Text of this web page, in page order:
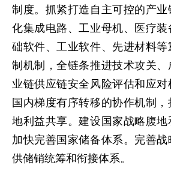
制度。抓紧打造自主可控的产
化集成电路、工业母机、医疗
础软件、工业软件、先进材料
制机制，全链条推进技术攻关
业链供应链安全风险评估和应
国内梯度有序转移的协作机制
地利益共享。建设国家战略腹地
加快完善国家储备体系。完善
供储销统筹和衔接体系。